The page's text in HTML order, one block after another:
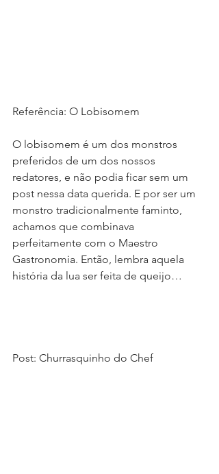
Referência: O Lobisomem
O lobisomem é um dos monstros
preferidos de um dos nossos
redatores, e não podia ficar sem um
post nessa data querida. E por ser um
monstro tradicionalmente faminto,
achamos que combinava
perfeitamente com o Maestro
Gastronomia. Então, lembra aquela
história da lua ser feita de queijo…
Post: Churrasquinho do Chef